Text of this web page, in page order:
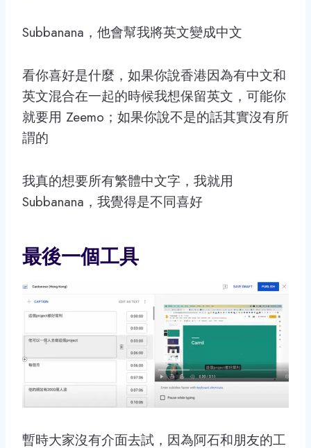
Subbanana，他會幫我將英文變成中文
看你喜好是什麼，如果你說香港因為有中文和
英文混合在一起的時候我想保留英文，可能你
就要用 Zeemo；如果你說不是的話其實沒有所
謂的
我真的想要所有繁體中文字，我就用
Subbanana，我覺得是不同喜好
最後一個工具
暫時大家沒有介面去試，因為阿石和朋友的工